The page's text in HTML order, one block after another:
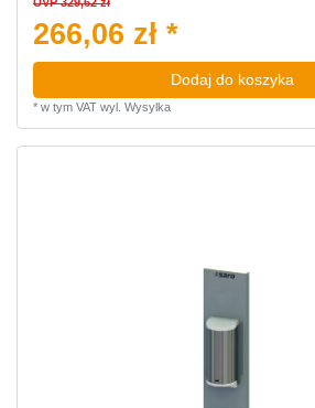
266,06 zł *
Dodaj do koszyka
* w tym VATwyl. Wysylka